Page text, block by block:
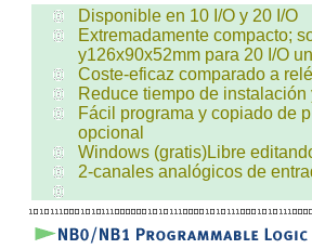
Disponible en 10 I/O y 20 I/O
Extremadamente compacto;
y126x90x52mm para 20 I/O
Coste-eficaz comparado a
Reduce tiempo de
Fácil programa y copiado de
opcional
Windows (gratis)Libre
2-canales analógicos de